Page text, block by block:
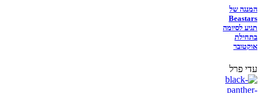
המנגה של
Beastars
תגיע לסיומה
בתחילת
אוקטובר
עדי פרל